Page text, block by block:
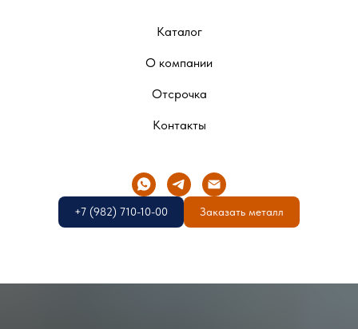
Каталог
О компании
Отсрочка
Контакты
+7 (982) 710-10-00 Заказать металл